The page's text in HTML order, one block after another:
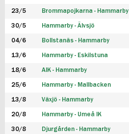
23/5 Brommapojkarna - Hammarby
30/5 Hammarby - Älvsjö
04/6 Bollstanäs - Hammarby
13/6 Hammarby - Eskilstuna
18/6 AIK - Hammarby
25/6 Hammarby - Mallbacken
13/8 Växjö - Hammarby
20/8 Hammarby - Umeå IK
30/8 Djurgården - Hammarby